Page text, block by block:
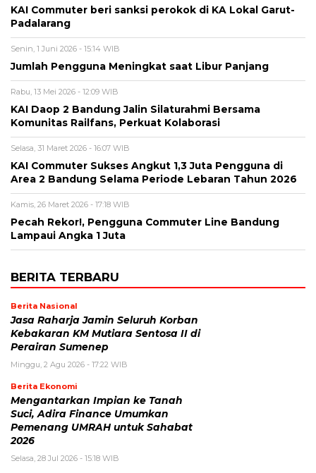
KAI Commuter beri sanksi perokok di KA Lokal Garut-
Padalarang
Senin, 1 Juni 2026 - 15:14 WIB
Jumlah Pengguna Meningkat saat Libur Panjang
Rabu, 13 Mei 2026 - 12:09 WIB
KAI Daop 2 Bandung Jalin Silaturahmi Bersama
Komunitas Railfans, Perkuat Kolaborasi
Selasa, 31 Maret 2026 - 16:07 WIB
KAI Commuter Sukses Angkut 1,3 Juta Pengguna di
Area 2 Bandung Selama Periode Lebaran Tahun 2026
Kamis, 26 Maret 2026 - 17:18 WIB
Pecah Rekor!, Pengguna Commuter Line Bandung
Lampaui Angka 1 Juta
BERITA TERBARU
Berita Nasional
Jasa Raharja Jamin Seluruh Korban
Kebakaran KM Mutiara Sentosa II di
Perairan Sumenep
Minggu, 2 Agu 2026 - 17:22 WIB
Berita Ekonomi
Mengantarkan Impian ke Tanah
Suci, Adira Finance Umumkan
Pemenang UMRAH untuk Sahabat
2026
Selasa, 28 Jul 2026 - 15:18 WIB